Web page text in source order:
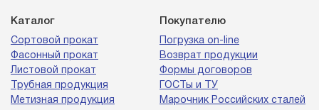
Каталог
Сортовой прокат
Фасонный прокат
Листовой прокат
Трубная продукция
Метизная продукция
Покупателю
Погрузка on-line
Возврат продукции
Формы договоров
ГОСТы и ТУ
Марочник Российских сталей